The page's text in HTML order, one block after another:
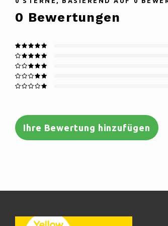
0 Bewertungen
Ihre Bewertung hinzufügen